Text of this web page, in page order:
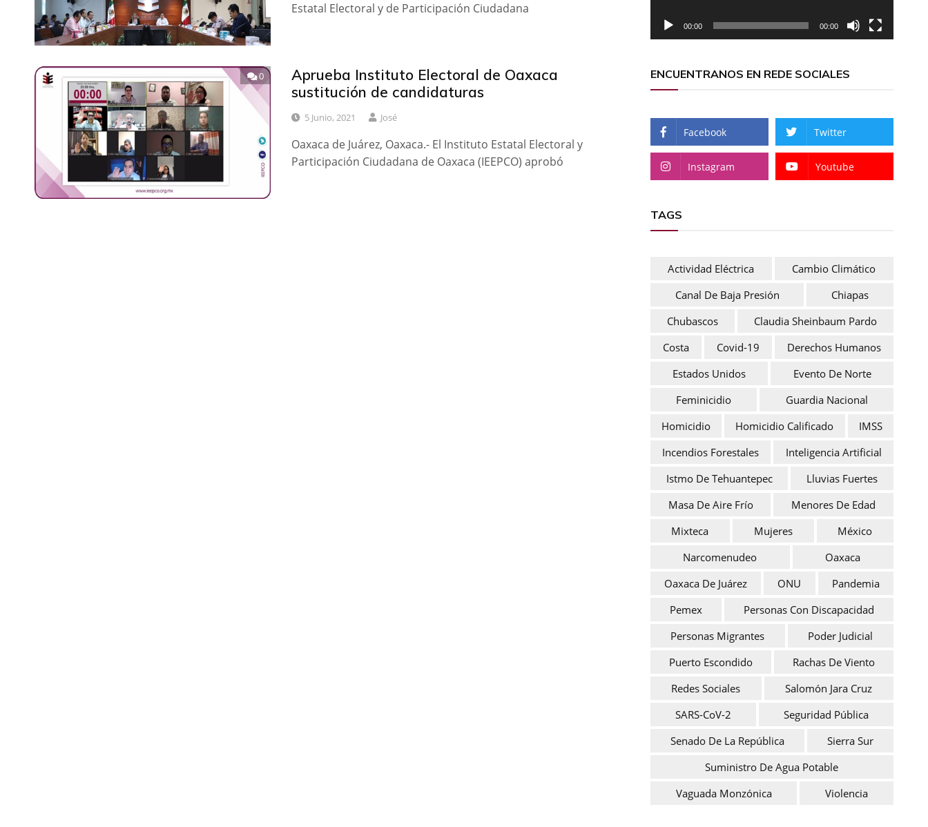
Estatal Electoral y de Participación Ciudadana
0
Aprueba Instituto Electoral de Oaxaca
sustitución de candidaturas
5 Junio, 2021 José
Oaxaca de Juárez, Oaxaca.- El Instituto Estatal Electoral y
Participación Ciudadana de Oaxaca (IEEPCO) aprobó
00:00 00:00
ENCUENTRANOS EN REDE SOCIALES
Facebook Twitter
Instagram Youtube
TAGS
Actividad Eléctrica
Cambio Climático
Canal De Baja Presión
Chiapas
Chubascos
Claudia Sheinbaum Pardo
Costa
Covid-19
Derechos Humanos
Estados Unidos
Evento De Norte
Feminicidio
Guardia Nacional
Homicidio
Homicidio Calificado
IMSS
Incendios Forestales
Inteligencia Artificial
Istmo De Tehuantepec
Lluvias Fuertes
Masa De Aire Frío
Menores De Edad
Mixteca
Mujeres
México
Narcomenudeo
Oaxaca
Oaxaca De Juárez
ONU
Pandemia
Pemex
Personas Con Discapacidad
Personas Migrantes
Poder Judicial
Puerto Escondido
Rachas De Viento
Redes Sociales
Salomón Jara Cruz
SARS-CoV-2
Seguridad Pública
Senado De La República
Sierra Sur
Suministro De Agua Potable
Vaguada Monzónica
Violencia